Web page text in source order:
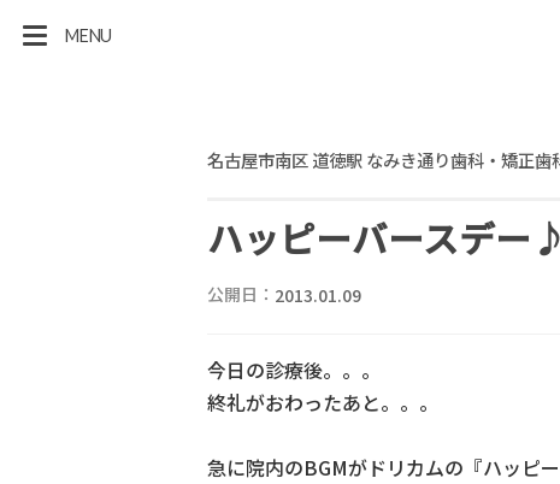
MENU
名古屋市南区 道徳駅 なみき通り歯科・矯正歯
ハッピーバースデー♪
公開日： 2013.01.09
今日の診療後。。。
終礼がおわったあと。。。
急に院内のBGMがドリカムの『ハッピ